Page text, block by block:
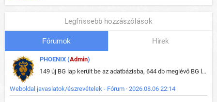
Legfrissebb hozzászólások
Fórumok Hirek
PHOENIX (Admin)
149 új BG lap került be az adatbázisba, 644 db meglévő BG lap módosult, bekerültek az új képek a megváltozott lapokhoz is.
Weboldal javaslatok/észrevételek - Fórum · 2026.08.06 22:14